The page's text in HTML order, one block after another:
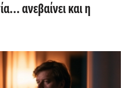
ανεβαίνει και η